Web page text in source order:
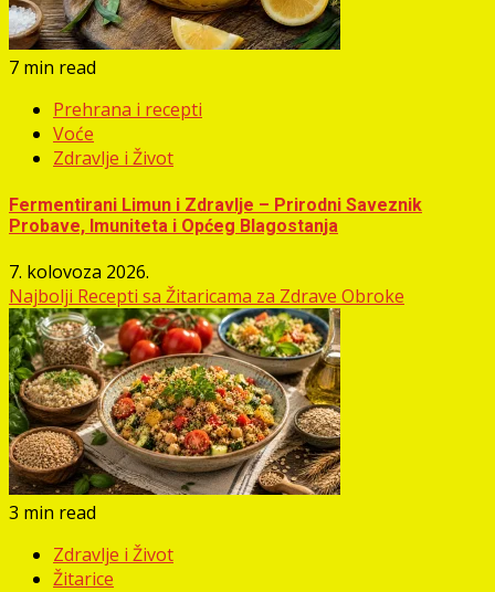
7 min read
Prehrana i recepti
Voće
Zdravlje i Život
Fermentirani Limun i Zdravlje – Prirodni Saveznik
Probave, Imuniteta i Općeg Blagostanja
7. kolovoza 2026.
Najbolji Recepti sa Žitaricama za Zdrave Obroke
3 min read
Zdravlje i Život
Žitarice